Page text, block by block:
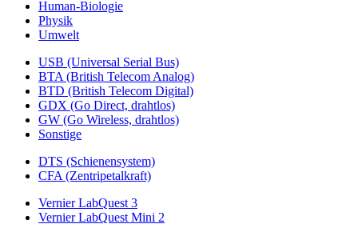
Human-Biologie
Physik
Umwelt
USB (Universal Serial Bus)
BTA (British Telecom Analog)
BTD (British Telecom Digital)
GDX (Go Direct, drahtlos)
GW (Go Wireless, drahtlos)
Sonstige
DTS (Schienensystem)
CFA (Zentripetalkraft)
Vernier LabQuest 3
Vernier LabQuest Mini 2